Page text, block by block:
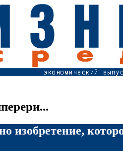
изобретение,